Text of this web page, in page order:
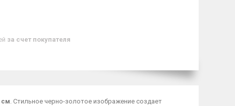
за счет покупателя
см. Стильное черно-золотое изображение создает